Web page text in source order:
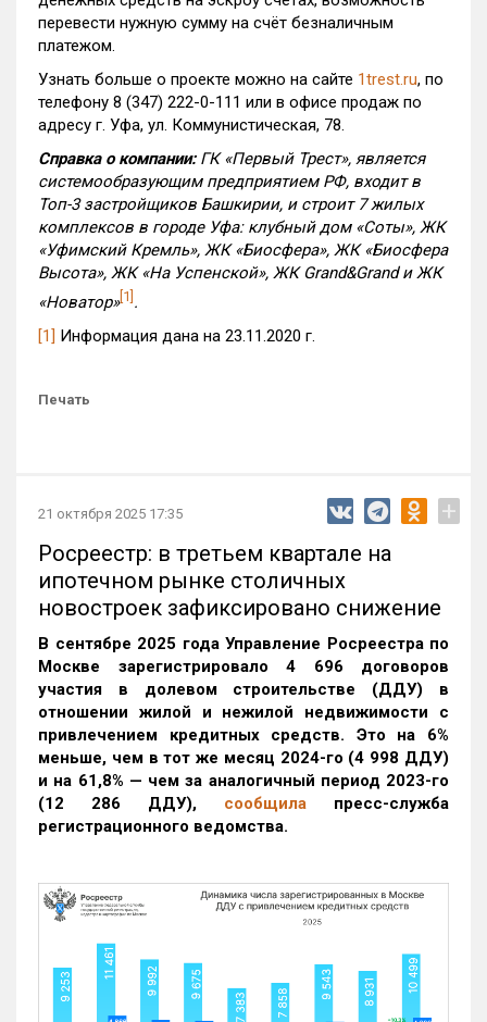
перевести нужную сумму на счёт безналичным
платежом.
Узнать больше о проекте можно на сайте 1trest.ru, по
телефону 8 (347) 222-0-111 или в офисе продаж по
адресу г. Уфа, ул. Коммунистическая, 78.
Справка о компании:ГК «Первый Трест», является
системообразующим предприятием РФ, входит в
Топ-3 застройщиков Башкирии, и строит 7 жилых
комплексов в городе Уфа: клубный дом «Соты», ЖК
«Уфимский Кремль», ЖК «Биосфера», ЖК «Биосфера
Высота», ЖК «На Успенской», ЖК Grand&Grandи ЖК
«Новатор» [1] .
[1] Информация дана на 23.11.2020 г.
Печать
21 октября 2025 17:35 +
Росреестр: в третьем квартале на
ипотечном рынке столичных
новостроек зафиксировано снижение
В сентябре 2025 года Управление Росреестра по
Москве зарегистрировало 4 696 договоров
участия в долевом строительстве (ДДУ) в
отношении жилой и нежилой недвижимости с
привлечением кредитных средств. Это на 6%
меньше, чем в тот же месяц 2024-го (4 998 ДДУ)
и на 61,8% — чем за аналогичный период 2023-го
(12 286 ДДУ), сообщила пресс-служба
регистрационного ведомства.